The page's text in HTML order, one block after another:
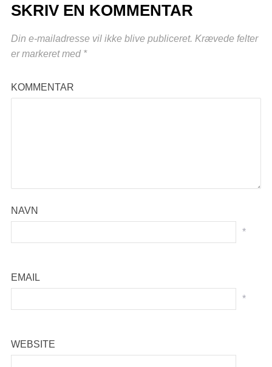
SKRIV EN KOMMENTAR
Din e-mailadresse vil ikke blive publiceret. Krævede felter
er markeret med *
KOMMENTAR
NAVN
*
EMAIL
*
WEBSITE